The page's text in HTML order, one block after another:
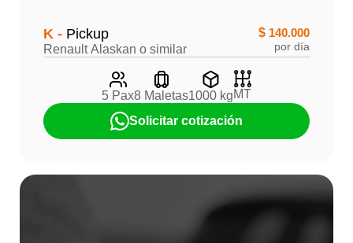
K - Pickup
Renault Alaskan o similar
$ 140.000
por día
5 Pax8 Maletas1000 kgMT
Solicitar cotización